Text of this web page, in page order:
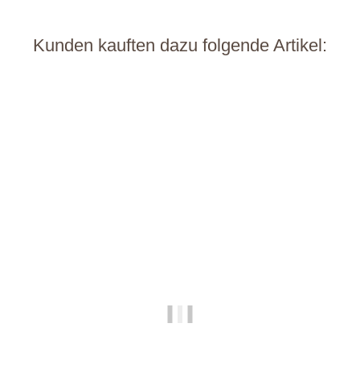
Kunden kauften dazu folgende Artikel: